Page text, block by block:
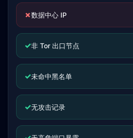
✗数据中心 IP
✓非 Tor 出口节点
✓未命中黑名单
✓无攻击记录